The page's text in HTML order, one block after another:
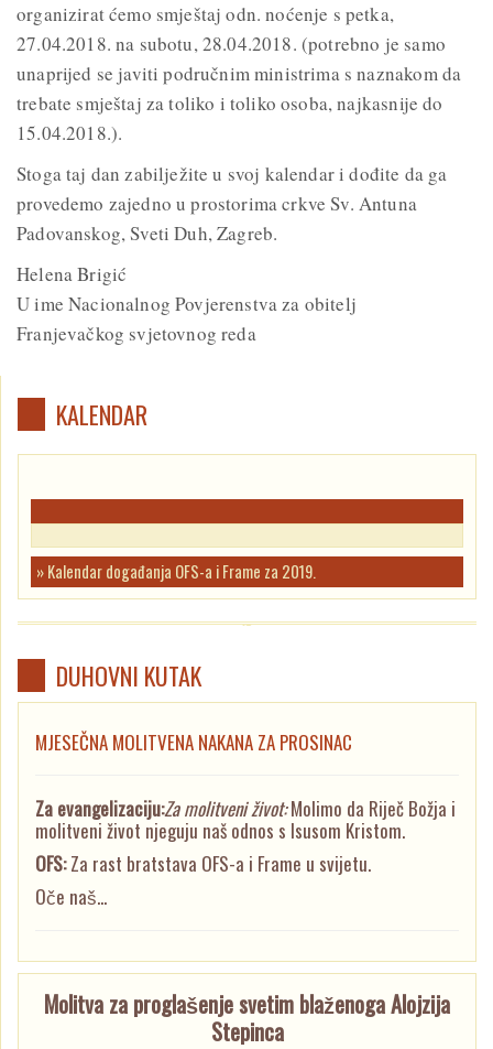
organizirat ćemo smještaj odn. noćenje s petka,
27.04.2018. na subotu, 28.04.2018. (potrebno je samo
unaprijed se javiti područnim ministrima s naznakom da
trebate smještaj za toliko i toliko osoba, najkasnije do
15.04.2018.).
Stoga taj dan zabilježite u svoj kalendar i dođite da ga
provedemo zajedno u prostorima crkve Sv. Antuna
Padovanskog, Sveti Duh, Zagreb.
Helena Brigić
U ime Nacionalnog Povjerenstva za obitelj
Franjevačkog svjetovnog reda
KALENDAR
» Kalendar događanja OFS-a i Frame za 2019.
DUHOVNI KUTAK
MJESEČNA MOLITVENA NAKANA ZA PROSINAC
Za evangelizaciju:Za molitveni život:Molimo da Riječ Božja i
molitveni život njeguju naš odnos s Isusom Kristom.
OFS:Za rast bratstava OFS-a i Frame u svijetu.
Oče naš...
Molitva za proglašenje svetim blaženoga Alojzija
Stepinca